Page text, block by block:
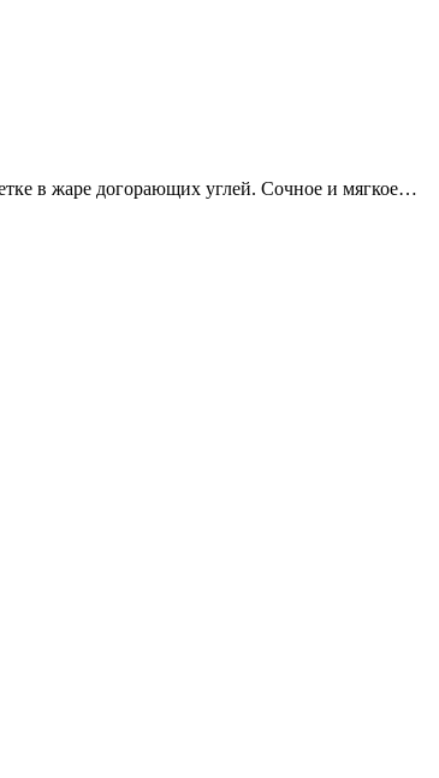
в жаре догорающих углей. Сочное и мягкое…